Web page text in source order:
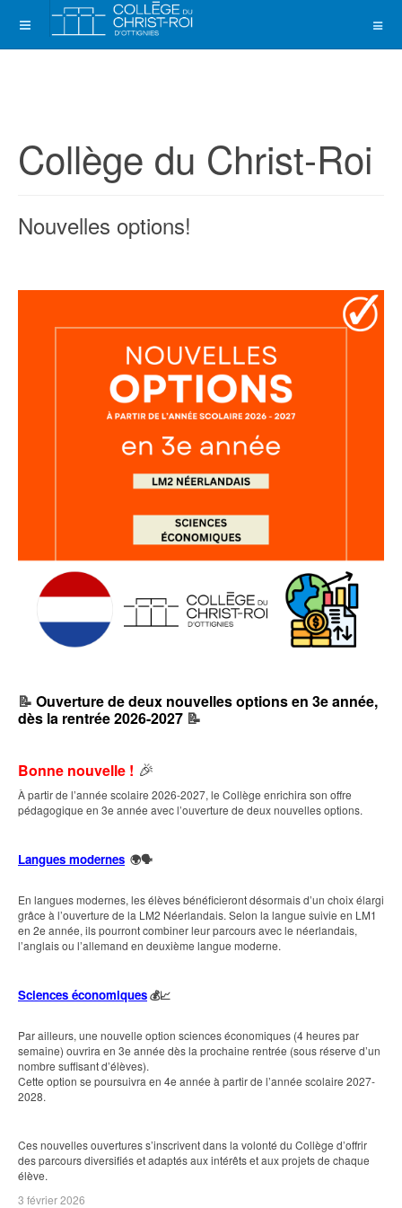
Collège du Christ-Roi
Nouvelles options!
📝 Ouverture de deux nouvelles options en 3e année,
dès la rentrée 2026-2027 📝
Bonne nouvelle ! 🎉
À partir de l’année scolaire 2026-2027, le Collège enrichira son offre
pédagogique en 3e année avec l’ouverture de deux nouvelles options.
Langues modernes 🌍🗣️
En langues modernes, les élèves bénéficieront désormais d’un choix élargi
grâce à l’ouverture de la LM2 Néerlandais. Selon la langue suivie en LM1
en 2e année, ils pourront combiner leur parcours avec le néerlandais,
l’anglais ou l’allemand en deuxième langue moderne.
Sciences économiques💰📈
Par ailleurs, une nouvelle option sciences économiques (4 heures par
semaine) ouvrira en 3e année dès la prochaine rentrée (sous réserve d’un
nombre suffisant d’élèves).
Cette option se poursuivra en 4e année à partir de l’année scolaire 2027-
2028.
Ces nouvelles ouvertures s’inscrivent dans la volonté du Collège d’offrir
des parcours diversifiés et adaptés aux intérêts et aux projets de chaque
élève.
3 février 2026